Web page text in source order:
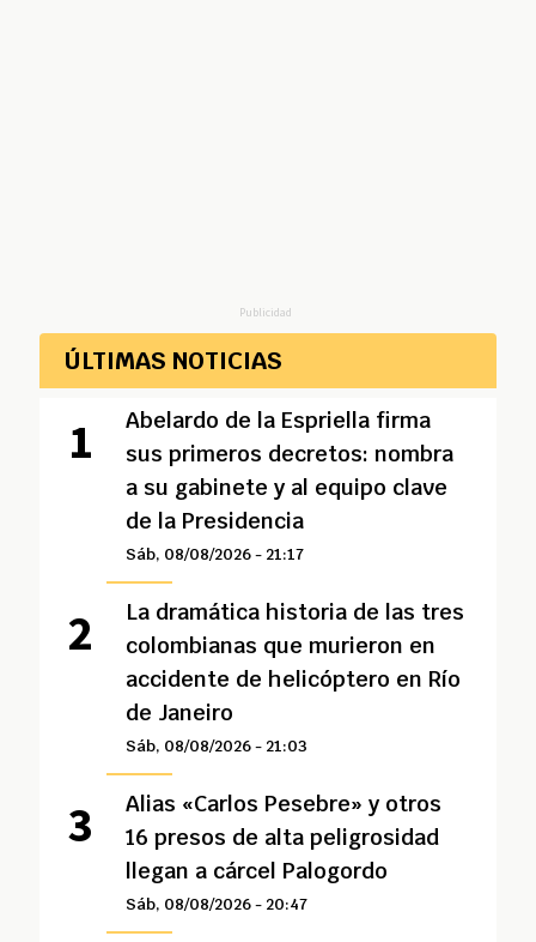
Publicidad
ÚLTIMAS NOTICIAS
Abelardo de la Espriella firma
sus primeros decretos: nombra
a su gabinete y al equipo clave
de la Presidencia
Sáb, 08/08/2026 - 21:17
La dramática historia de las tres
colombianas que murieron en
accidente de helicóptero en Río
de Janeiro
Sáb, 08/08/2026 - 21:03
Alias «Carlos Pesebre» y otros
16 presos de alta peligrosidad
llegan a cárcel Palogordo
Sáb, 08/08/2026 - 20:47